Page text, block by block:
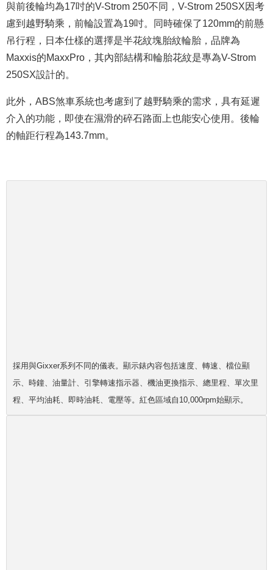
與前後輪均為17吋的V-Strom 250不同，V-Strom 250SX因考
慮到越野騎乘，前輪設置為19吋。同時確保了120mm的前懸
吊行程，日本仕樣的選擇是半花紋塊胎紋輪胎， 品牌為
Maxxis的MaxxPro，其內部結構和輪胎花紋是專為V-Strom
250SX設計的。
此外，ABS煞車系統也考慮到了越野騎乘的需求，具有延遲
介入的功能，即使在濕滑的碎石路面上也能安心使用。後輪
的軸距行程為143.7mm。
採用與Gixxer系列不同的儀表。顯示錶內容包括速度、轉速、檔位顯
示、時鐘、油量計、引擎轉速指示器、機油更換指示、總里程、單次里
程 、平均油耗、即時油耗、電壓等。紅色區域自10,000rpm始顯示。